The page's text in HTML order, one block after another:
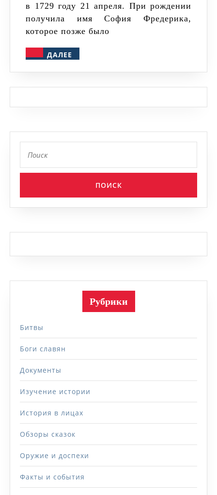
в 1729 году 21 апреля. При рождении
получила имя София Фредерика,
которое позже было
ДАЛЕЕ
Рубрики
Битвы
Боги славян
Документы
Изучение истории
История в лицах
Обзоры сказок
Оружие и доспехи
Факты и события